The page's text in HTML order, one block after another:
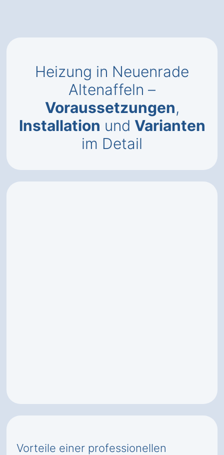
Heizung in Neuenrade
Altenaffeln –
Voraussetzungen,
Installation und Varianten
im Detail
Vorteile einer professionellen